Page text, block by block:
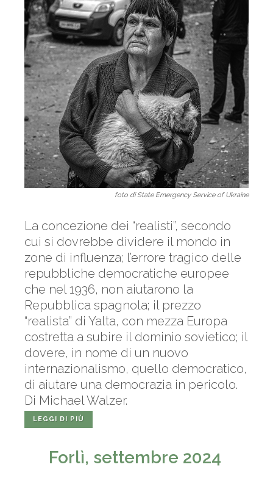
foto di State Emergency Service of Ukraine
La concezione dei “realisti”, secondo
cui si dovrebbe dividere il mondo in
zone di influenza; l’errore tragico delle
repubbliche democratiche europee
che nel 1936, non aiutarono la
Repubblica spagnola; il prezzo
“realista” di Yalta, con mezza Europa
costretta a subire il dominio sovietico; il
dovere, in nome di un nuovo
internazionalismo, quello democratico,
di aiutare una democrazia in pericolo.
Di Michael Walzer.
LEGGI DI PIÙ
Forlì, settembre 2024